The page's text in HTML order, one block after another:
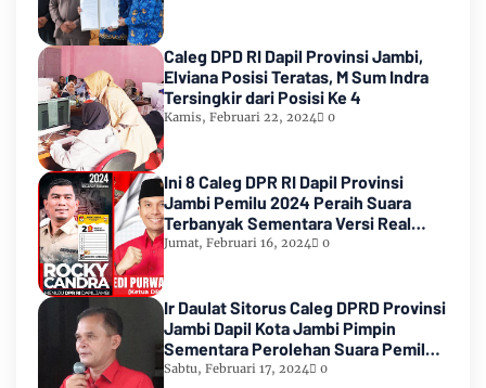
Caleg DPD RI Dapil Provinsi Jambi,
Elviana Posisi Teratas, M Sum Indra
Tersingkir dari Posisi Ke 4
Kamis, Februari 22, 2024 0
Ini 8 Caleg DPR RI Dapil Provinsi
Jambi Pemilu 2024 Peraih Suara
Terbanyak Sementara Versi Real
Count KPU RI
Jumat, Februari 16, 2024 0
Ir Daulat Sitorus Caleg DPRD Provinsi
Jambi Dapil Kota Jambi Pimpin
Sementara Perolehan Suara Pemilu
2024
Sabtu, Februari 17, 2024 0